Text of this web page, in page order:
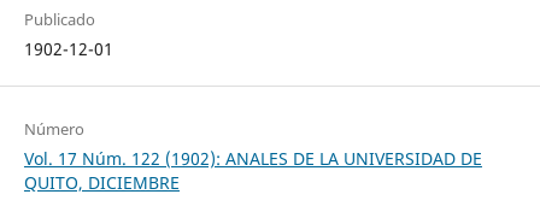
Publicado
1902-12-01
Número
Vol. 17 Núm. 122 (1902): ANALES DE LA UNIVERSIDAD DE
QUITO, DICIEMBRE